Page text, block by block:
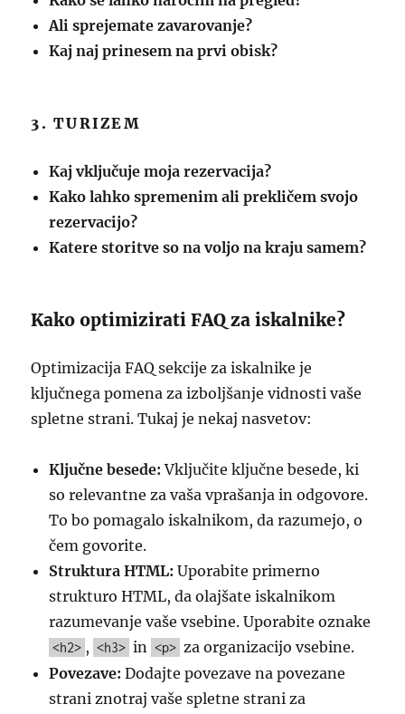
Ali sprejemate zavarovanje?
Kaj naj prinesem na prvi obisk?
3. TURIZEM
Kaj vključuje moja rezervacija?
Kako lahko spremenim ali prekličem svojo
rezervacijo?
Katere storitve so na voljo na kraju samem?
Kako optimizirati FAQ za iskalnike?
Optimizacija FAQ sekcije za iskalnike je
ključnega pomena za izboljšanje vidnosti vaše
spletne strani. Tukaj je nekaj nasvetov:
Ključne besede: Vključite ključne besede, ki
so relevantne za vaša vprašanja in odgovore.
To bo pomagalo iskalnikom, da razumejo, o
čem govorite.
Struktura HTML: Uporabite primerno
strukturo HTML, da olajšate iskalnikom
razumevanje vaše vsebine. Uporabite oznake
<h2> , <h3> in <p> za organizacijo vsebine.
Povezave: Dodajte povezave na povezane
strani znotraj vaše spletne strani za